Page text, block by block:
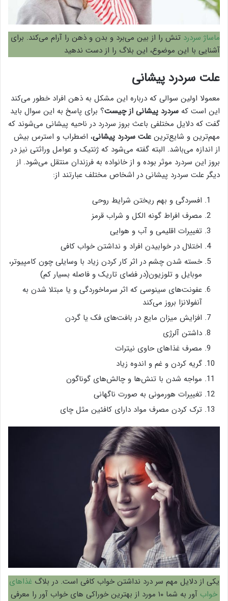
ماساژ سردرد تنش را از بین می‌برد و بدن و ذهن را آرام می‌کند. برای
آشنایی با این موضوع، این بلاگ را از دست ندهید
علت سردرد پیشانی
معمولا اولین سوالی که درباره این مشکل به ذهن افراد خطور می‌کند
این است که سردرد پیشانی از چیست؟ برای پاسخ به این سوال باید
گفت که دلایل مختلفی باعث بروز سردرد در ناحیه پیشانی می‌شوند که
مهم‌ترین و شایع‌ترین علت سردرد پیشانی، اضطراب و استرس بیش
از اندازه می‌باشد. البته گفته می‌شود که ژنتیک و عوامل وراثتی نیز در
بروز این سردرد موثر بوده و از خانواده به فرزندان منتقل می‌شود. از
دیگر علت سردرد پیشانی در اشخاص مختلف عبارتند از:
افسردگی و بهم ریختن شرایط روحی
مصرف افراط گونه الکل و شراب قرمز
تغییرات اقلیمی و آب و هوایی
اختلال در خوابیدن افراد و نداشتن خواب کافی
خسته شدن چشم در اثر کار کردن زیاد با وسایلی چون کامپیوتر،
موبایل و تلوزیون(در فضای تاریک و فاصله بسیار کم)
عفونت‌های سینوسی که اثر سرماخوردگی و یا مبتلا شدن به
آنفولانزا بروز می‌کند
افزایش میزان مایع در بافت‌های فک یا گردن
داشتن آلرژی
مصرف غذاهای حاوی نیترات
گریه کردن و غم و اندوه زیاد
مواجه شدن با تنش‌ها و چالش‌های گوناگون
تغییرات هورمونی به صورت ناگهانی
ترک کردن مصرف مواد دارای کافئین مثل چای
یکی از دلایل مهم سر درد نداشتن خواب کافی است. در بلاگ غذاهای
خواب
آور به شما ۱۰ مورد از بهترین خوراکی های خواب آور را معرفی